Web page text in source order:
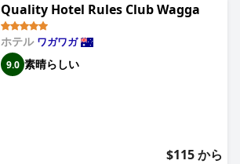
Quality Hotel Rules Club Wagga
ホテル ワガワガ
9.0 素晴らしい
$115 から